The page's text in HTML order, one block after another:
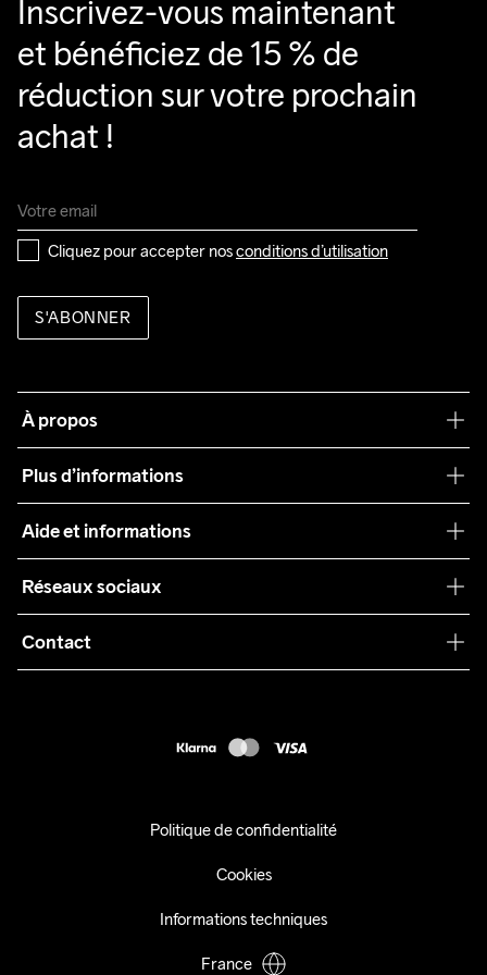
Inscrivez-vous maintenant
et bénéficiez de 15 % de
réduction sur votre prochain
achat !
Cliquez pour accepter nos conditions d’utilisation
S'ABONNER
À propos
Plus d’informations
Teamwear
Durabilité
Collaborations
Aide et informations
Conditions générales
Retours
Réseaux sociaux
Contact
Politique de confidentialité
Cookies
Informations techniques
France